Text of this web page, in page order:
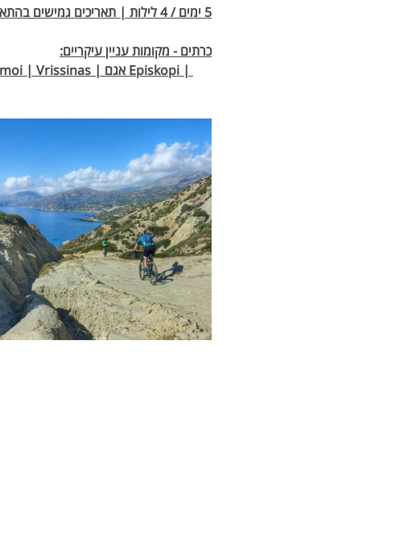
5 ימים / 4 לילות | תאריכים גמישים בהתאם לזמינות והתאמה לקבוצה
כרתים - מקומות עניין עיקריים: